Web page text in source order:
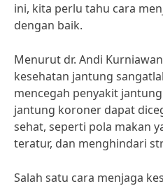
ini, kita perlu tahu cara
dengan baik.
Menurut dr. Andi
kesehatan jantung
mencegah penyakit
jantung koroner dapat
sehat, seperti pola makan
teratur, dan menghindari
Salah satu cara menjaga